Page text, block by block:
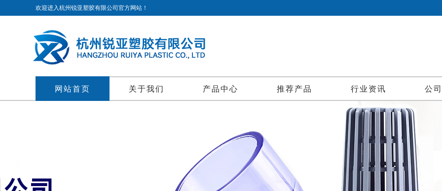
欢迎进入杭州锐亚塑胶有限公司官方网站！
网站首页 关于我们 产品中心 推荐产品 行业资讯 公